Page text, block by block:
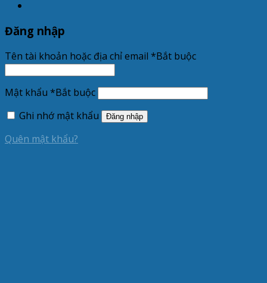
Đăng nhập
Tên tài khoản hoặc địa chỉ email *Bắt buộc
Mật khẩu *Bắt buộc
Ghi nhớ mật khẩu
Đăng nhập
Quên mật khẩu?